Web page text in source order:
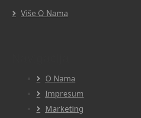
Više O Nama
O Nama
Impresum
Marketing